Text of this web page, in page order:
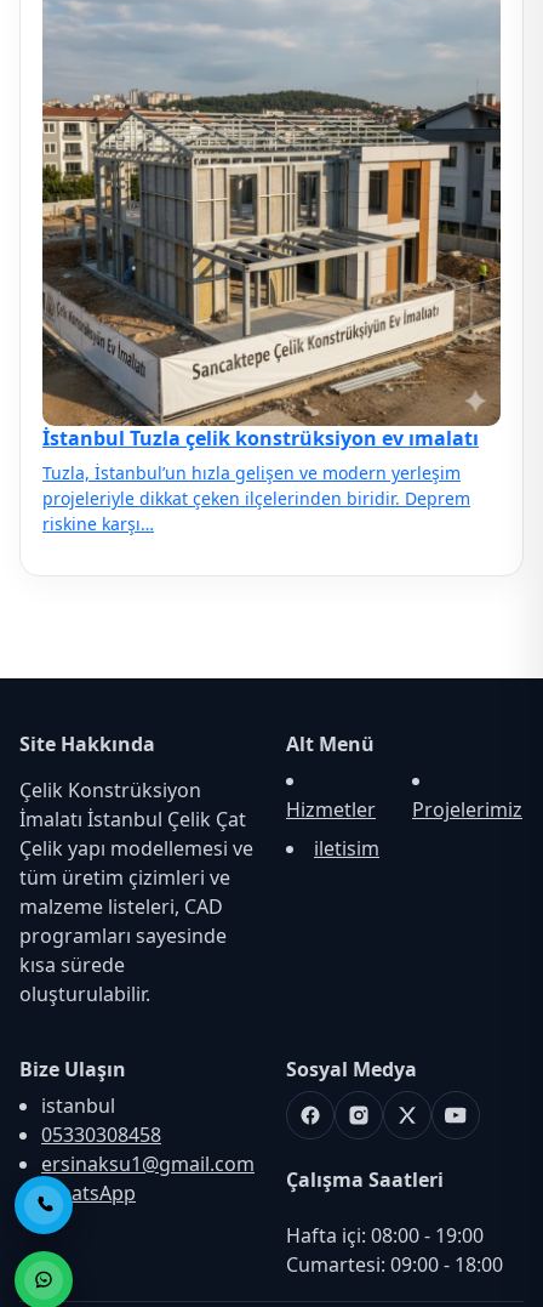
İstanbul Tuzla çelik konstrüksiyon ev ımalatı
Tuzla, İstanbul’un hızla gelişen ve modern yerleşim
projeleriyle dikkat çeken ilçelerinden biridir. Deprem
riskine karşı…
Site Hakkında
Çelik Konstrüksiyon
İmalatı İstanbul Çelik Çat
Çelik yapı modellemesi ve
tüm üretim çizimleri ve
malzeme listeleri, CAD
programları sayesinde
kısa sürede
oluşturulabilir.
Alt Menü
Hizmetler
Projelerimiz
iletisim
Bize Ulaşın
istanbul
05330308458
ersinaksu1@gmail.com
WhatsApp
Sosyal Medya
FacebookInstagram
X
Youtube
Çalışma Saatleri
Hafta içi: 08:00 - 19:00
Cumartesi: 09:00 - 18:00
Telefon ile Ara